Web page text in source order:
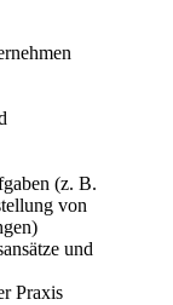
(z. B.
von
und
Praxis